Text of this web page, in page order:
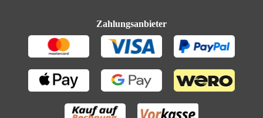
Zahlungsanbieter